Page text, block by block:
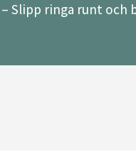
– Slipp ringa runt